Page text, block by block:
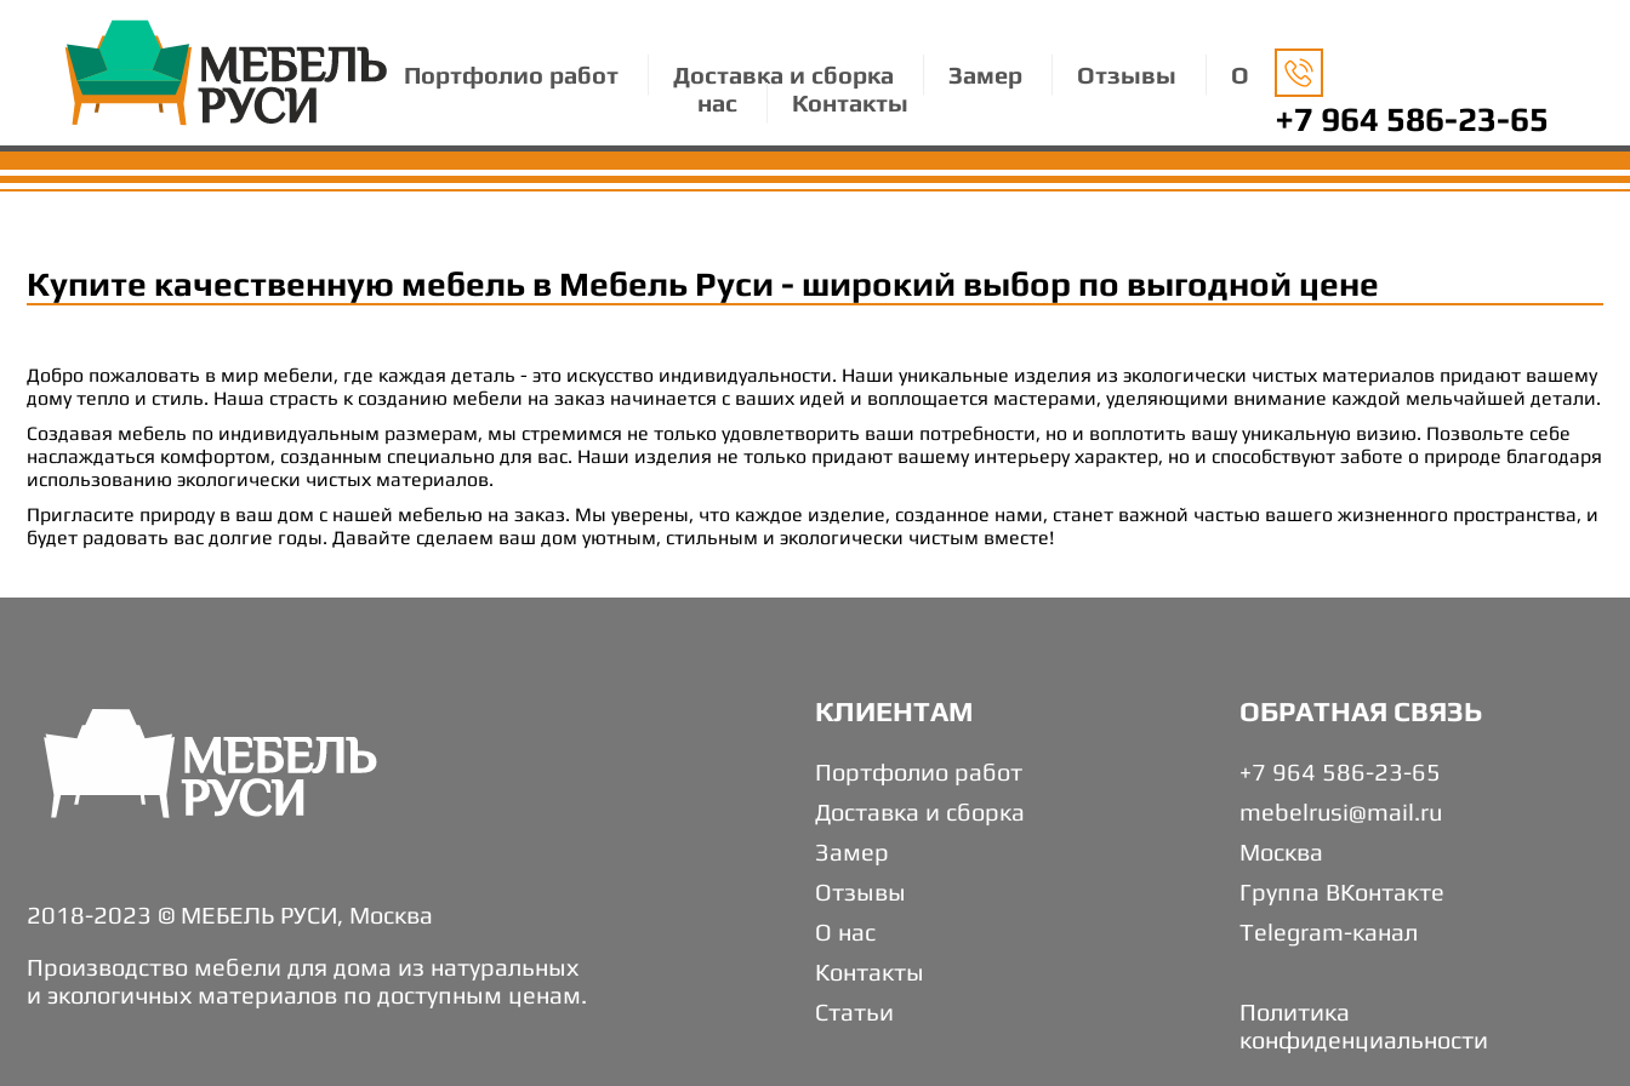
Портфолио работ Доставка и сборка Замер Отзывы
О
нас
Контакты +7 964 586-23-65
Купите качественную мебель в Мебель Руси - широкий выбор по выгодной цене
Добро пожаловать в мир мебели, где каждая деталь - это искусство индивидуальности. Наши уникальные изделия из экологически чистых материалов придают вашему
дому тепло и стиль. Наша страсть к созданию мебели на заказ начинается с ваших идей и воплощается мастерами, уделяющими внимание каждой мельчайшей детали.
Создавая мебель по индивидуальным размерам, мы стремимся не только удовлетворить ваши потребности, но и воплотить вашу уникальную визию. Позвольте себе
наслаждаться комфортом, созданным специально для вас. Наши изделия не только придают вашему интерьеру характер, но и способствуют заботе о природе благодаря
использованию экологически чистых материалов.
Пригласите природу в ваш дом с нашей мебелью на заказ. Мы уверены, что каждое изделие, созданное нами, станет важной частью вашего жизненного пространства, и
будет радовать вас долгие годы. Давайте сделаем ваш дом уютным, стильным и экологически чистым вместе!
2018-2023 © МЕБЕЛЬ РУСИ, Москва
Производство мебели для дома из натуральных
и экологичных материалов по доступным ценам.
КЛИЕНТАМ
Портфолио работ
Доставка и сборка
Замер
Отзывы
О нас
Контакты
Статьи
ОБРАТНАЯ СВЯЗЬ
+7 964 586-23-65
mebelrusi@mail.ru
Москва
Группа ВКонтакте
Telegram-канал
Политика
конфиденциальности